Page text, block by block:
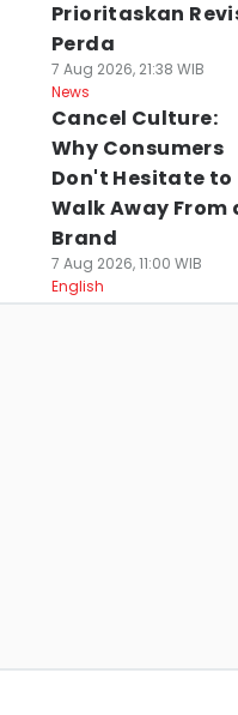
Prioritaskan
Perda
7 Aug 2026, 21:38 WIB
News
Cancel Culture:
Why Consumers
Don't Hesitate to
Walk Away From
Brand
7 Aug 2026, 11:00 WIB
English